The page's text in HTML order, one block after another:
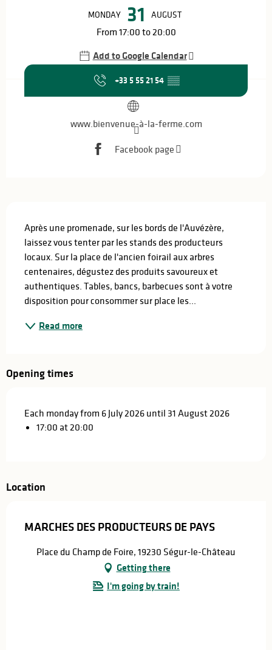
MONDAY 31 AUGUST
From 17:00 to 20:00
Add to Google Calendar
+33 5 55 21 54 ▒▒
www.bienvenue-à-la-ferme.com
Facebook page
Après une promenade, sur les bords de l'Auvézère,
laissez vous tenter par les stands des producteurs
locaux. Sur la place de l'ancien foirail aux arbres
centenaires, dégustez des produits savoureux et
authentiques. Tables, bancs, barbecues sont à votre
disposition pour consommer sur place les...
Read more
Opening times
Each monday from 6 July 2026 until 31 August 2026
17:00 at 20:00
Location
MARCHES DES PRODUCTEURS DE PAYS
Place du Champ de Foire, 19230 Ségur-le-Château
Getting there
I'm going by train!